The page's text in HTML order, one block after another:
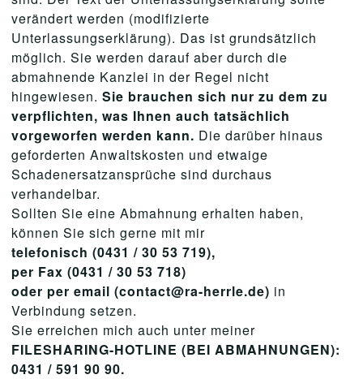
verändert werden (modifizierte
Unterlassungserklärung). Das ist grundsätzlich
möglich. Sie werden darauf aber durch die
abmahnende Kanzlei in der Regel nicht
hingewiesen. Sie brauchen sich nur zu dem zu
verpflichten, was Ihnen auch tatsächlich
vorgeworfen werden kann. Die darüber hinaus
geforderten Anwaltskosten und etwaige
Schadenersatzansprüche sind durchaus
verhandelbar.
Sollten Sie eine Abmahnung erhalten haben,
können Sie sich gerne mit mir
telefonisch (0431 / 30 53 719),
per Fax (0431 / 30 53 718)
oder per email (contact@ra-herrle.de) in
Verbindung setzen.
Sie erreichen mich auch unter meiner
FILESHARING-HOTLINE (BEI ABMAHNUNGEN):
0431 / 591 90 90.